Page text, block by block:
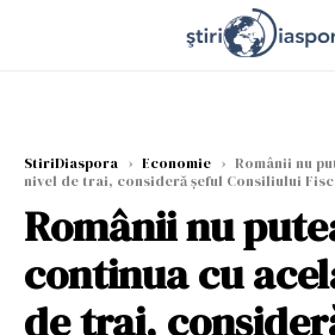
StiriDiaspora › Economie › Românii nu
nivel de trai, consideră șeful Consiliului
Românii nu
continua cu
de trai,